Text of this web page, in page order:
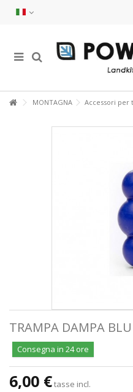
MONTAGNA Accessori per
TRAMPA DAMPA BLU
Consegna in 24 ore
6,00 €tasse incl.